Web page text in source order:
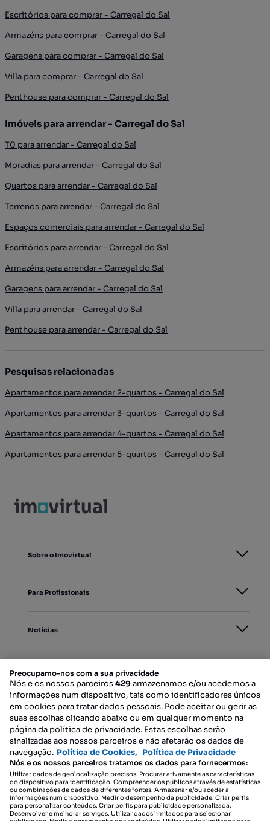
Escritórios para comprar - Carregal do Sal
Armazéns para comprar - Carregal do Sal
Garagens para comprar - Carregal do Sal
Villa para comprar - Carregal do Sal
Penthouse para comprar - Carregal do Sal
Imóveis para arrendar - Carregal do Sal
T0 para arrendar - Carregal do Sal
Moradias para arrendar - Carregal do Sal
Quartos para arrendar - Carregal do Sal
Terrenos para arrendar - Carregal do Sal
Espaços comerciais para arrendar - Carregal do Sal
Escritórios para arrendar - Carregal do Sal
Armazéns para arrendar - Carregal do Sal
Garagens para arrendar - Carregal do Sal
Villa para arrendar - Carregal do Sal
Penthouse para arrendar - Carregal do Sal
Pesquisas relacionadas
Apartamentos para arrendar 2-quartos - Carregal do Sal
Apartamentos para arrendar 3-quartos - Carregal do Sal
Apartamentos para arrendar 4-quartos - Carregal do Sal
Apartamentos para arrendar 5-quartos - Carregal do Sal
Sobre o Imovirtual
Para Profissionais
Notícias
Mapa do Site
Contacte-nos
SIGA-NOS:
Preocupamo-nos com a sua privacidade
Nós e os nossos parceiros429armazenamos e/ou acedemos a
informações num dispositivo, tais como identificadores únicos
em cookies para tratar dados pessoais. Pode aceitar ou gerir as
suas escolhas clicando abaixo ou em qualquer momento na
página da política de privacidade. Estas escolhas serão
sinalizadas aos nossos parceiros e não afetarão os dados de
navegação. Política de Cookies, Política de Privacidade
Nós e os nossos parceiros tratamos os dados para fornecermos:
Utilizar dados de geolocalização precisos. Procurar ativamente as características
do dispositivo para identificação. Compreender os públicos através de estatísticas
ou combinações de dados de diferentes fontes. Armazenar e/ou aceder a
informações num dispositivo. Medir o desempenho da publicidade. Criar perfis
para personalizar conteúdos. Criar perfis para publicidade personalizada.
Desenvolver e melhorar serviços. Utilizar dados limitados para selecionar